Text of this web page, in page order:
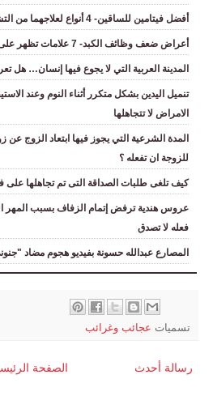
أفضل فيتامين للساقين- 4 أنواع لعلاجهما من التشنجات أثناء النوم
أعراض ضعف وظائف الكبد- 7 علامات تظهر على القدمين
المدينة العربية التي لا يجوع فيها إنسان… هل
تنميل اليدين بشكل متكرر أثناء النوم وعند
الامراض لا تتجاهلها
المدة الشرعية التي يجوز فيها ابتعاد الزوج عن
للزوجة ان تفعله ؟
كيف تلغى طلبات الصداقة التى تم تجاهلها
عروس هندية ترفض إتمام الزفاف بسبب المهر
فعله لا تصدق
المصارع عبدالله حسونة بفيديو هجوم مضاد
تسميات عجائب وغرائب
رسالة أحدث الصفحة